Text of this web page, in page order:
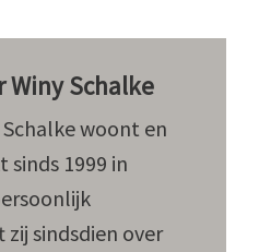
Winy Schalke
Schalke woont en
sinds 1999 in
sindsdien over